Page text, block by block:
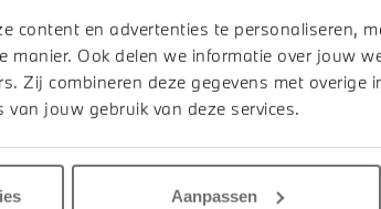
content en advertenties te personaliseren,
manier. Ook delen we informatie over jouw
Zij combineren deze gegevens met overige
jouw gebruik van deze services.
Aanpassen